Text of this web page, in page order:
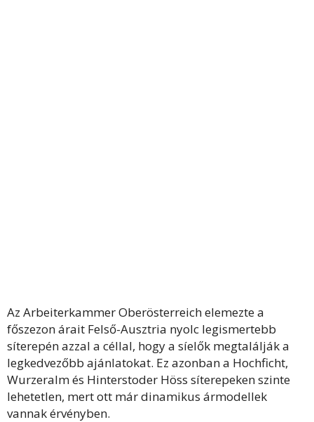
Az Arbeiterkammer Oberösterreich elemezte a
főszezon árait Felső-Ausztria nyolc legismertebb
síterepén azzal a céllal, hogy a síelők megtalálják a
legkedvezőbb ajánlatokat. Ez azonban a Hochficht,
Wurzeralm és Hinterstoder Höss síterepeken szinte
lehetetlen, mert ott már dinamikus ármodellek
vannak érvényben.